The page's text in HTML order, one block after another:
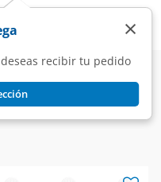
recibir tu pedido
×
Multivitaminas
50mg/100mg, 30